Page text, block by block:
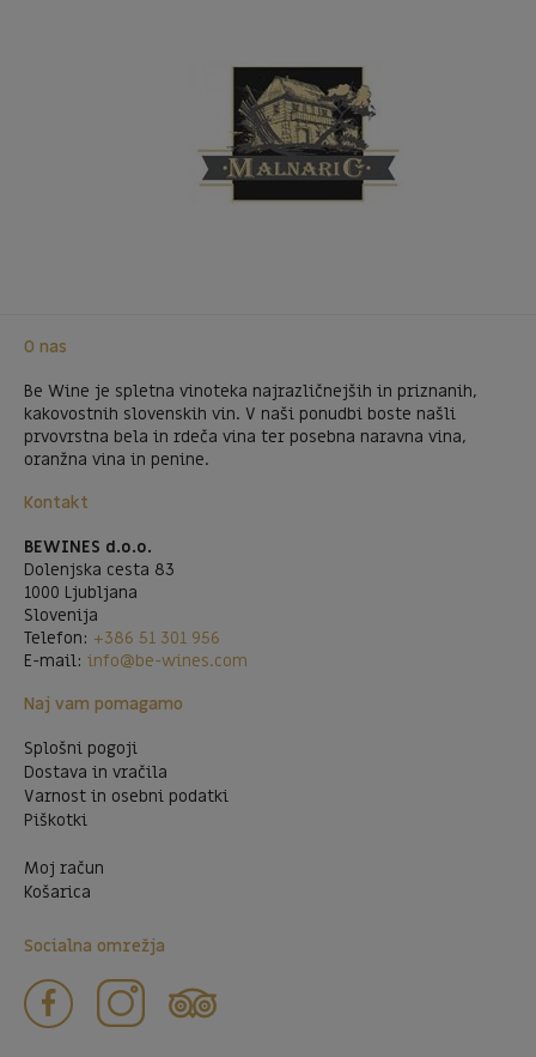
O nas
Be Wine je spletna vinoteka najrazličnejših in priznanih,
kakovostnih slovenskih vin. V naši ponudbi boste našli
prvovrstna bela in rdeča vina ter posebna naravna vina,
oranžna vina in penine.
Kontakt
BEWINES d.o.o.
Dolenjska cesta 83
1000 Ljubljana
Slovenija
Telefon: +386 51 301 956
E-mail: info@be-wines.com
Naj vam pomagamo
Splošni pogoji
Dostava in vračila
Varnost in osebni podatki
Piškotki
Moj račun
Košarica
Socialna omrežja